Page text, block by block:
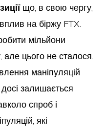
що, в свою чергу,
на біржу FTX.
мільйони
але цього не сталося.
маніпуляцій
залишається
спроб і
які